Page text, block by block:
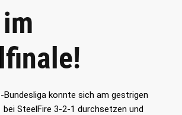
Bundesliga konnte sich am gestrigen
SteelFire 3-2-1 durchsetzen und